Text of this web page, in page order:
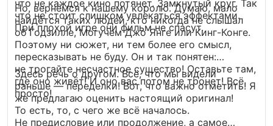
что не каждое кино потянет. Замкнутый круг. Так
что не стоит слишком увлекаться эффектами.
При плохой игре они фильм не спасут.
Но, вернёмся к нашему королю. Думаю, мало
найдётся таких людей, кто никогда не слышал
об Годзилле, Могучем Джо Янге или Кинг-Конге.
Поэтому ни сюжет, ни тем более его смысл,
пересказывать не буду. Он и так понятен:
не трогайте несчастное существо! Оставьте там,
где оно живёт! И оно вас потом не тронет! Всё
просто!
Здесь речь о другом. Всё, что мы видели
раньше — переделки! Вот, что важно отметить! Я
же предлагаю оценить настоящий оригинал!
То есть, то, с чего же всё началось.
Не предисловие или продолжение, а самое